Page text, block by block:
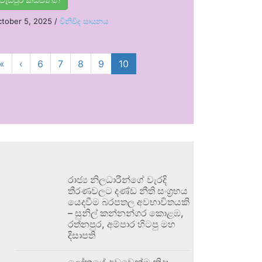
5, 2025 / විනිවිද සායනය
« ‹ 6 7 8 9 10
රාජ්‍ය නිලධාරීන්ගේ වැරදි
තීරණවලට දණ්ඩ නීති සංග්‍රහය
යෙදවීම බරපතල අවභාවිතයකි
– සුනිල් කන්නන්ගර කොළඹ,
රත්නපුර, අම්පාර හිටපු මහ
දිසාපති